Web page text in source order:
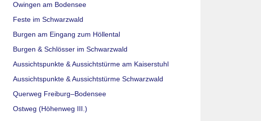
Owingen am Bodensee
Feste im Schwarzwald
Burgen am Eingang zum Höllental
Burgen & Schlösser im Schwarzwald
Aussichtspunkte & Aussichtstürme am Kaiserstuhl
Aussichtspunkte & Aussichtstürme Schwarzwald
Querweg Freiburg–Bodensee
Ostweg (Höhenweg III.)